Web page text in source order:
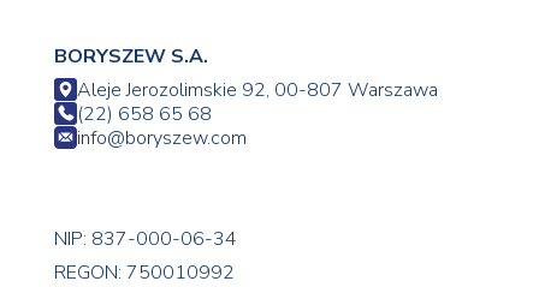
BORYSZEW S.A.
Aleje Jerozolimskie 92, 00-807 Warszawa
(22) 658 65 68
info@boryszew.com
NIP: 837-000-06-34
REGON: 750010992